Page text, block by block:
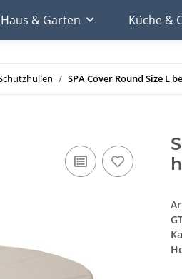
Haus & Garten Küche &
SPA Cover Round Size L